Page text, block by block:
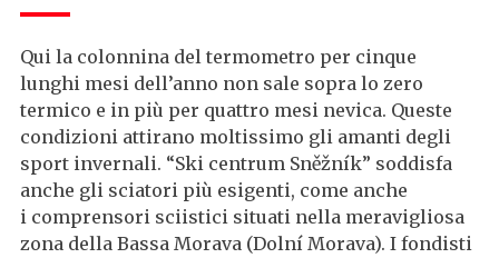
Qui la colonnina del termometro per cinque
lunghi mesi dell’anno non sale sopra lo zero
termico e in più per quattro mesi nevica. Queste
condizioni attirano moltissimo gli amanti degli
sport invernali. “Ski centrum Sněžník” soddisfa
anche gli sciatori più esigenti, come anche
i comprensori sciistici situati nella meravigliosa
zona della Bassa Morava (Dolní Morava). I fondisti